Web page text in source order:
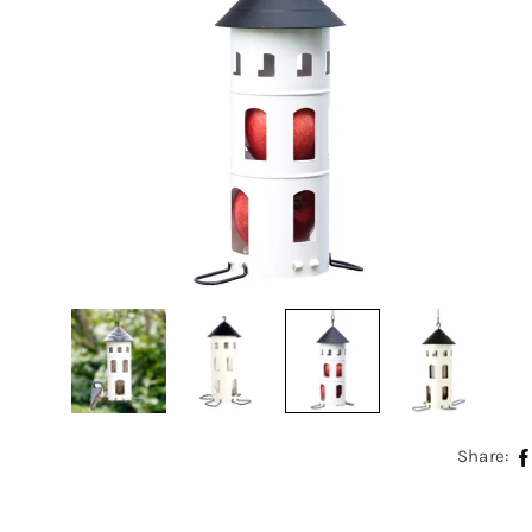
Share: